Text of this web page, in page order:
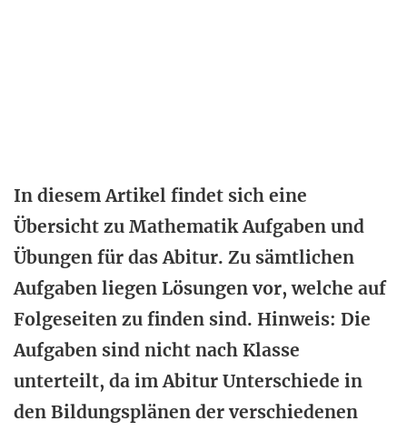
In diesem Artikel findet sich eine
Übersicht zu Mathematik Aufgaben und
Übungen für das Abitur. Zu sämtlichen
Aufgaben liegen Lösungen vor, welche auf
Folgeseiten zu finden sind. Hinweis: Die
Aufgaben sind nicht nach Klasse
unterteilt, da im Abitur Unterschiede in
den Bildungsplänen der verschiedenen